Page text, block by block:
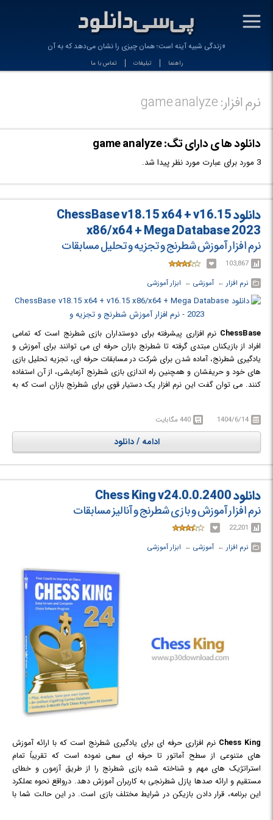
-
«زندگی شبیه آینه است؛ همان چیزی را نشان می‌دهد که به آن می‌_
راهنما تبلیغات تماس با ما
نرم افزار: game analyze
دانلود ها ی دارای تگ: game analyze
3 مورد برای عبارت مورد نظر پیدا شد.
دانلود ChessBase v18.15 x64 + v16.15
x86/x64 + Mega Database 2023
نرم افزار آموزش شطرنج و تجزیه و تحلیل مسابقات
103,867
نرم افزار ← ‏ آموزشی ← ‏ ابزار آموزشی
ChessBase نرم افزاری پیشرفته برای دوستداران بازی شطرنج است که تمامی
افراد از بازیکنان مبتدی گرفته تا شطرنج بازان حرفه ای می توانند برای آموزش و
یادگیری شطرنج، آماده شدن برای شرکت در مسابقات حرفه ای، تجزیه تحلیل بازی
های خود و حریفشان و همچنین راه اندازی بازی شطرنج آزمایشی، از آن استفاده
کنند. می توان گفت این نرم افزار یک دستیار قوی برای شطرنج بازان است که به
بازی های شطرنج و ... به نصب این نرم افزار نیاز خواهید داشت. یکی از
مهمترین دلایلی که بیشتر بازکنان حرفه ای را به سمت استفاده از این نرم افزار
سوق داده است، تجزیه و تحلیل دقیق و تاکتیکی حرکات بازیکن در شطرنج است
که با استفاده از موتورها و پایگاه داده قدرتمند، قبل و بعد از حرکت یه مهره، نکات
Mega Database
بزرگترین و قویترین بانک اطلاعاتی بازیهای شطرنج در دنیا
است که توسط شرکت ChessBase برای علاقمندان فراگیری شطرنج حرفه ای،
تهیه و تدارک دیده شده است.
مگا دیتابیس شامل تمام بازیهای بازیکنان ایرانی و خارجی که در مسابقات رسمی
بازی آنها و پی بردن به نقاط ضعف و قوت بازیکنان و هچنین تمرین شروع بازی-
مگا دیتابیس برای همه بازیکنان در هر سطحی ضروری است.
1404/6/14 440 مگابایت
ادامه / دانلود
دانلود Chess King v24.0.0.2400
نرم افزار آموزش و بازی شطرنج و آنالیز مسابقات
22,201
نرم افزار ← ‏ آموزشی ← ‏ ابزار آموزشی
Chess King نرم افزاری حرفه ای برای یادگیری شطرنج است که با ارائه آموزش
های متنوعی از سطح آماتور تا حرفه ای سعی نموده است که تقریباً تمام
استراتژیک های مهم و شناخته شده بازی شطرنج را از طریق آزمون و خطای
مستقیم و ارائه صدها پازل شطرنجی به کاربران آموزش دهد. درواقع نحوه عملکرد
این برنامه، قرار دادن بازیکن در شرایط مختلف بازی است. در این حالت شما با